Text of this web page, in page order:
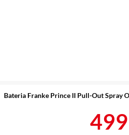
Bateria Franke Prince II Pull-Out Spray
499